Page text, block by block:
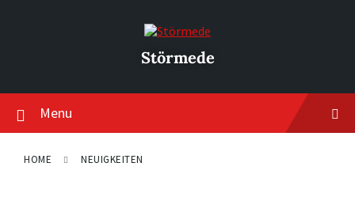
Störmede
Menu
HOME NEUIGKEITEN